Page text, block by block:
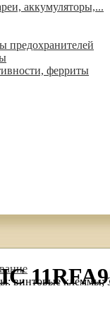
аккумуляторы,...
предохранителей
ферриты
винтовые клеммы;